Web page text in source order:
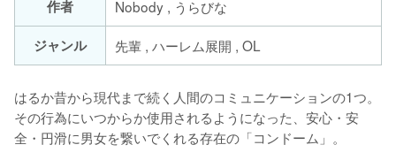
作者
Nobody , うらびな
ジャンル
先輩 , ハーレム展開 , OL
はるか昔から現代まで続く人間のコミュニケーションの1つ。
その行為にいつからか使用されるようになった、安心・安
全・円滑に男女を繋いでくれる存在の「コンドーム」。